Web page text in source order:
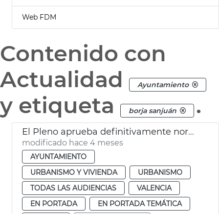
Web FDM
Contenido con
Actualidad
Ayuntamiento
y etiqueta borja sanjuán .
El Pleno aprueba definitivamente normativa apartamentos turísticos València
modificado hace 4 meses
AYUNTAMIENTO
URBANISMO Y VIVIENDA
URBANISMO
TODAS LAS AUDIENCIAS
VALENCIA
EN PORTADA
EN PORTADA TEMÁTICA